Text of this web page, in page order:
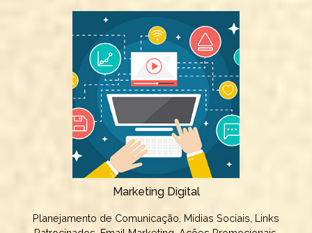
Marketing Digital
Planejamento de Comunicação, Mídias Sociais, Links